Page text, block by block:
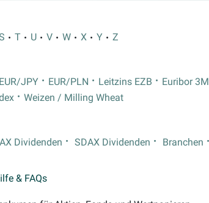
T U V W X Y Z
EUR/JPY EUR/PLN Leitzins EZB Euribor 3M
Weizen / Milling Wheat
Dividenden SDAX Dividenden Branchen
& FAQs